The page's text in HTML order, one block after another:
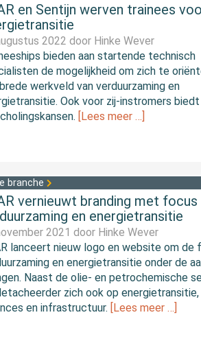
en Sentijn werven trainees
2022 door Hinke Wever
bieden aan startende technisch
de mogelijkheid om zich te
werkveld van verduurzaming en
Ook voor zij-instromers
[Lees meer …]
branche
vernieuwt branding met focus
en energietransitie
2021 door Hinke Wever
lanceert nieuw logo en website om de
en energietransitie onder de
Naast de olie- en petrochemische
zich ook op
en infrastructuur. [Lees meer …]